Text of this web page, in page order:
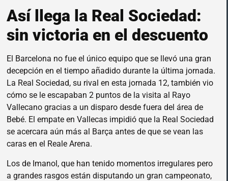
Así llega la Real Sociedad:
sin victoria en el descuento
El Barcelona no fue el único equipo que se llevó una gran
decepción en el tiempo añadido durante la última jornada.
La Real Sociedad, su rival en esta jornada 12, también vio
cómo se le escapaban 2 puntos de la visita al Rayo
Vallecano gracias a un disparo desde fuera del área de
Bebé. El empate en Vallecas impidió que la Real Sociedad
se acercara aún más al Barça antes de que se vean las
caras en el Reale Arena.
Los de Imanol, que han tenido momentos irregulares pero
a grandes rasgos están disputando un gran campeonato,